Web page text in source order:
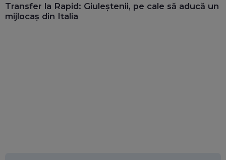
Transfer la Rapid: Giuleștenii, pe cale să aducă un
mijlocaș din Italia